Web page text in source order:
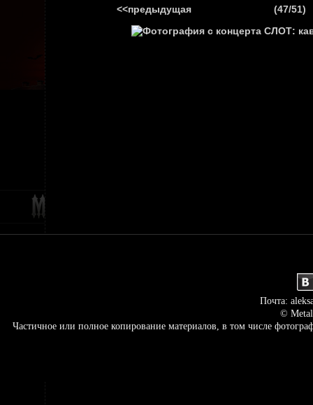
<<предыдущая (47/51)
Почта:
©
Частичное или полное копирование материалов, в том числе